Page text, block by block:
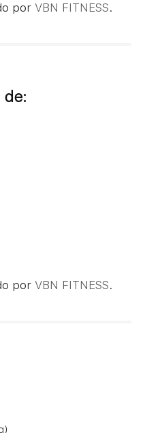
porVBN FITNESS.
de:
porVBN FITNESS.